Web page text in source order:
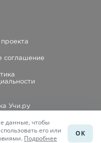
соглашение
Учи.ру
школ
к уроку
данные, чтобы
его или
Подробнее
ОК